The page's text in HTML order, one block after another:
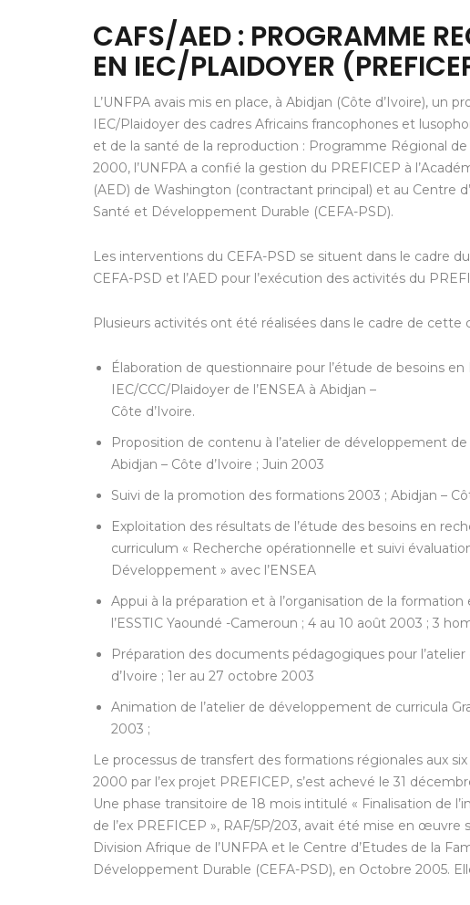
CAFS/AED : PROGRAMME
EN IEC/PLAIDOYER
L’UNFPA avais mis en place, à Abidjan (Côte d’Ivoire), un
IEC/Plaidoyer des cadres Africains francophones et
et de la santé de la reproduction : Programme Régional
2000, l’UNFPA a confié la gestion du PREFICEP à
(AED) de Washington (contractant principal) et au Centre
Santé et Développement Durable (CEFA-PSD).
Les interventions du CEFA-PSD se situent dans le cadre
CEFA-PSD et l’AED pour l’exécution des activités du
Plusieurs activités ont été réalisées dans le cadre de cette
Élaboration de questionnaire pour l’étude de besoins
IEC/CCC/Plaidoyer de l’ENSEA à Abidjan –
Côte d’Ivoire.
Proposition de contenu à l’atelier de développement
Abidjan – Côte d’Ivoire ; Juin 2003
Suivi de la promotion des formations 2003 ; Abidjan –
Exploitation des résultats de l’étude des besoins en
curriculum « Recherche opérationnelle et suivi
Développement » avec l’ENSEA
Appui à la préparation et à l’organisation de la
l’ESSTIC Yaoundé -Cameroun ; 4 au 10 août 2003 ; 3
Préparation des documents pédagogiques pour
d’Ivoire ; 1er au 27 octobre 2003
Animation de l’atelier de développement de curricula
2003 ;
Le processus de transfert des formations régionales aux
2000 par l’ex projet PREFICEP, s’est achevé le 31
Une phase transitoire de 18 mois intitulé « Finalisation de
de l’ex PREFICEP », RAF/5P/203, avait été mise en
Division Afrique de l’UNFPA et le Centre d’Etudes de la
Développement Durable (CEFA-PSD), en Octobre 2005.